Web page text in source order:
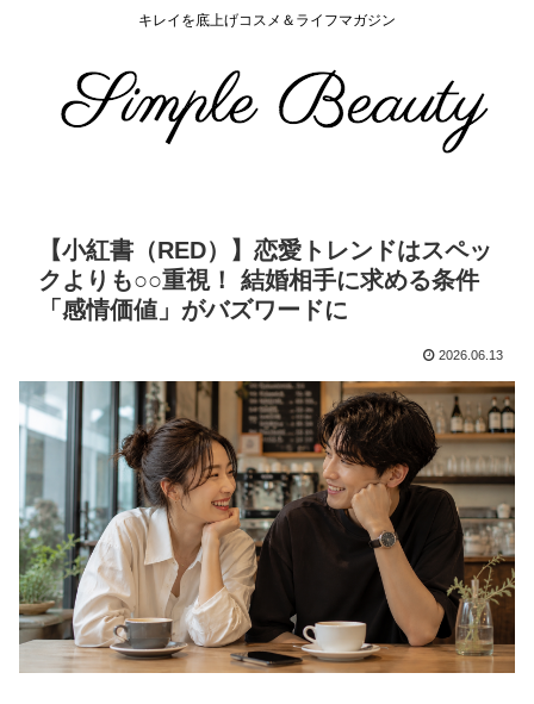
キレイを底上げコスメ＆ライフマガジン
【小紅書（RED）】恋愛トレンドはスペッ
クよりも○○重視！ 結婚相手に求める条件
「感情価値」がバズワードに
2026.06.13